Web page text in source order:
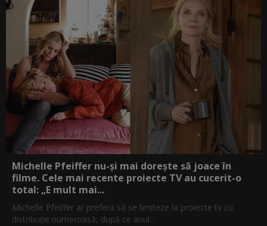
Michelle Pfeiffer nu-și mai dorește să joace în
filme. Cele mai recente proiecte TV au cucerit-o
total: „E mult mai...
Michelle Pfeiffer ar prefera să se limiteze la proiecte tv cu
distribuție numeroasă, după ce anul...